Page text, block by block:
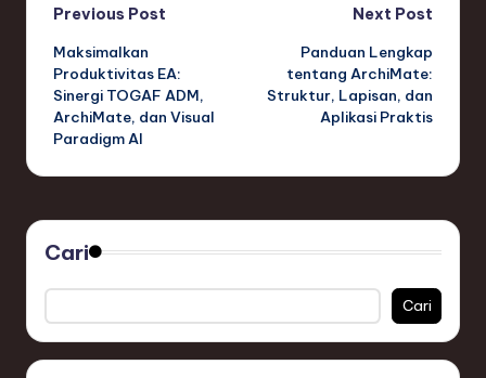
Post
navigation
Previous Post
Maksimalkan
Produktivitas EA:
Sinergi TOGAF ADM,
ArchiMate, dan Visual
Paradigm AI
Next Post
Panduan Lengkap
tentang ArchiMate:
Struktur, Lapisan, dan
Aplikasi Praktis
Cari
Cari